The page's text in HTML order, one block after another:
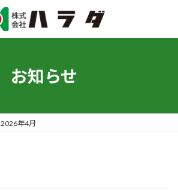
お知らせ
2026年4月